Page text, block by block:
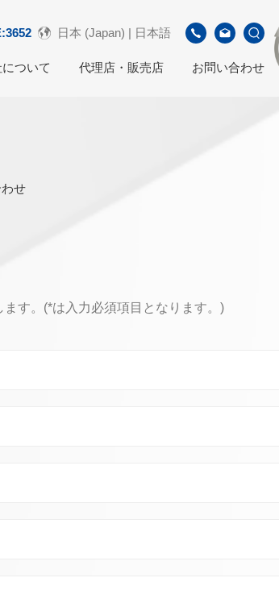
日本 (Japan) | 日本語
ついて 代理店・販売店 お問い合わせ
せ
す。(*は入力必須項目となります。)